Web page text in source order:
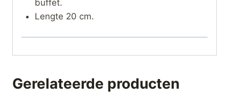
buffet.
Lengte 20 cm.
Gerelateerde producten